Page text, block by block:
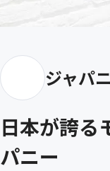
ジャパ
日本が誇る
パニー